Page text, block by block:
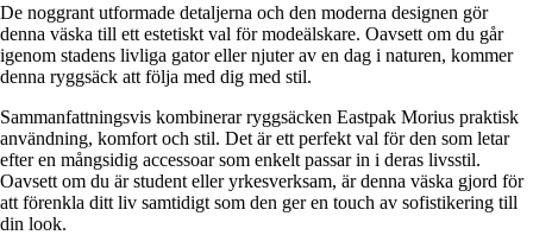
De noggrant utformade detaljerna och den moderna designen gör
denna väska till ett estetiskt val för modeälskare. Oavsett om du går
igenom stadens livliga gator eller njuter av en dag i naturen, kommer
denna ryggsäck att följa med dig med stil.
Sammanfattningsvis kombinerar ryggsäcken Eastpak Morius praktisk
användning, komfort och stil. Det är ett perfekt val för den som letar
efter en mångsidig accessoar som enkelt passar in i deras livsstil.
Oavsett om du är student eller yrkesverksam, är denna väska gjord för
att förenkla ditt liv samtidigt som den ger en touch av sofistikering till
din look.